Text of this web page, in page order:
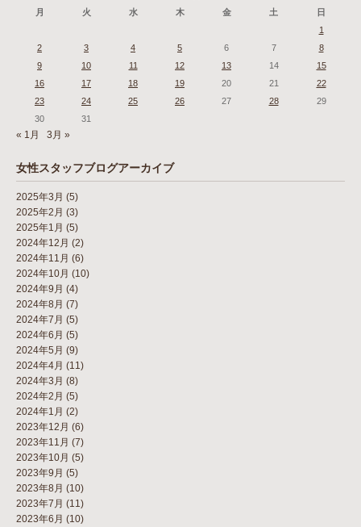
月
火 水 木 金 土
日
1
2
3 4 5 6 7
8
9
10 11 12 13 14
15
16
17 18 19 20 21
22
23
24 25 26 27 28
29
30
31
« 1月 3月 »
女性スタッフブログアーカイブ
2025年3月 (5)
2025年2月 (3)
2025年1月 (5)
2024年12月 (2)
2024年11月 (6)
2024年10月 (10)
2024年9月 (4)
2024年8月 (7)
2024年7月 (5)
2024年6月 (5)
2024年5月 (9)
2024年4月 (11)
2024年3月 (8)
2024年2月 (5)
2024年1月 (2)
2023年12月 (6)
2023年11月 (7)
2023年10月 (5)
2023年9月 (5)
2023年8月 (10)
2023年7月 (11)
2023年6月 (10)